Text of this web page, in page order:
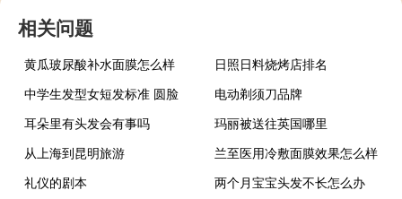
相关问题
黄瓜玻尿酸补水面膜怎么样
日照日料烧烤店排名
中学生发型女短发标准 圆脸
电动剃须刀品牌
耳朵里有头发会有事吗
玛丽被送往英国哪里
从上海到昆明旅游
兰至医用冷敷面膜效果怎么样
礼仪的剧本
两个月宝宝头发不长怎么办